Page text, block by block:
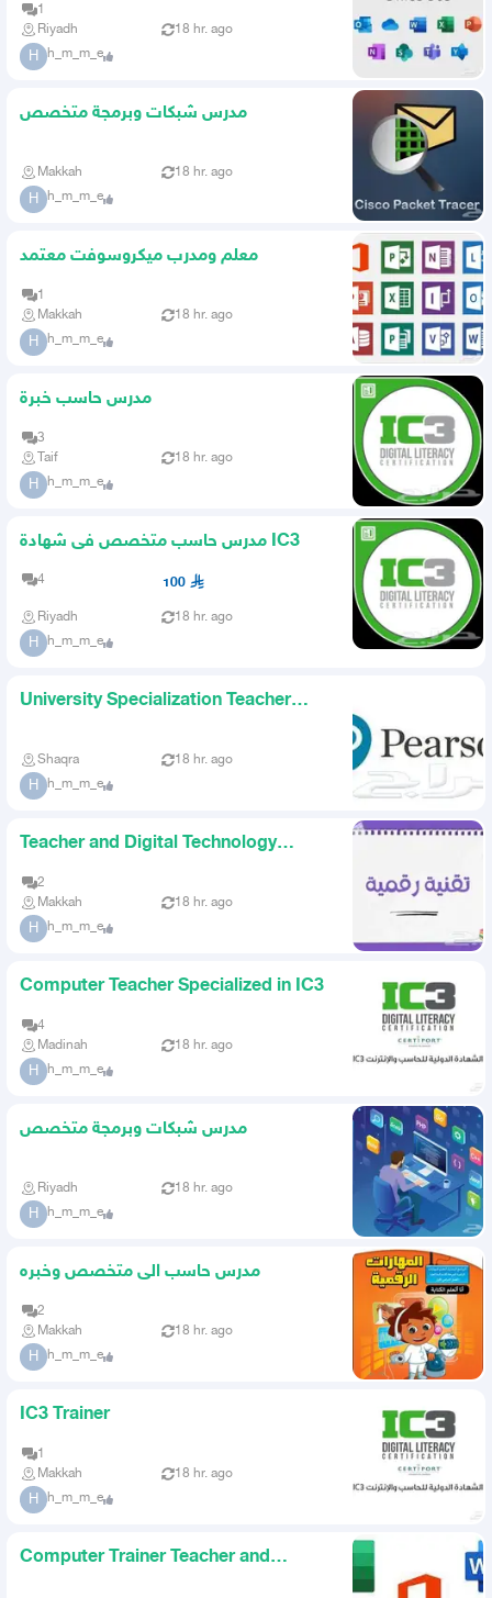
1
Riyadh
18 hr. ago
H h_m_m_e
مدرس شبكات وبرمجة متخصص
Makkah 18 hr. ago
H h_m_m_e
معلم ومدرب ميكروسوفت معتمد
1
Makkah
18 hr. ago
H h_m_m_e
مدرس حاسب خبرة
3
Taif
18 hr. ago
H h_m_m_e
مدرس حاسب متخصص فى شهادة IC3
4 100
Riyadh 18 hr. ago
H h_m_m_e
University Specialization Teacher
Shaqra 18 hr. ago
H h_m_m_e
Teacher and Digital Technology
2
Makkah
18 hr. ago
H h_m_m_e
Computer Teacher Specialized in IC3
4
Madinah
18 hr. ago
H h_m_m_e
مدرس شبكات وبرمجة متخصص
Riyadh 18 hr. ago
H h_m_m_e
مدرس حاسب الى متخصص وخبره
2
Makkah
18 hr. ago
H h_m_m_e
IC3 Trainer
1
Makkah
18 hr. ago
H h_m_m_e
Computer Trainer Teacher and